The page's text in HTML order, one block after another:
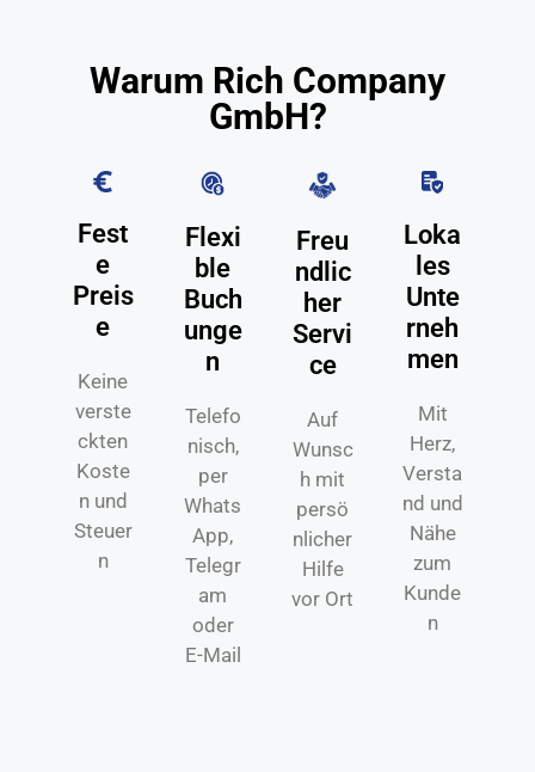
Warum Rich Company
GmbH?
Fest
e
Preis
e
Keine
verste
ckten
Koste
n und
Steuer
n
Flexi
ble
Buch
unge
n
Telefo
nisch,
per
Whats
App,
Telegr
am
oder
E-Mail
Freu
ndlic
her
Servi
ce
Auf
Wunsc
h mit
persö
nlicher
Hilfe
vor Ort
Loka
les
Unte
rneh
men
Mit
Herz,
Versta
nd und
Nähe
zum
Kunde
n